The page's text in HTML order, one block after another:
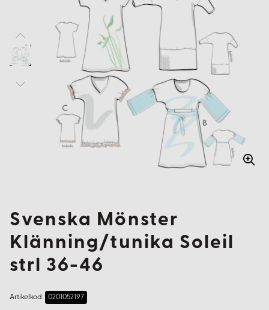
Svenska Mönster
Klänning/tunika Soleil
strl 36-46
Artikelkod: 0201052197